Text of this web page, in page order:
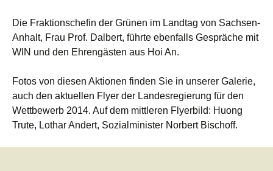
Die Fraktionschefin der Grünen im Landtag von Sachsen-
Anhalt, Frau Prof. Dalbert, führte ebenfalls Gespräche mit
WIN und den Ehrengästen aus Hoi An.
Fotos von diesen Aktionen finden Sie in unserer Galerie,
auch den aktuellen Flyer der Landesregierung für den
Wettbewerb 2014. Auf dem mittleren Flyerbild: Huong
Trute, Lothar Andert, Sozialminister Norbert Bischoff.